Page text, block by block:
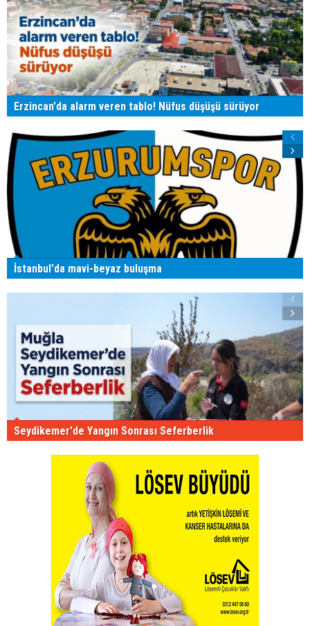
Erzincan'da alarm veren tablo! Nüfus düşüşü sürüyor
İstanbul'da mavi-beyaz buluşma
Seydikemer'de Yangın Sonrası Seferberlik